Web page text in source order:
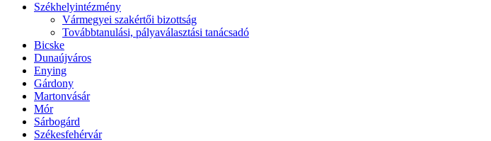
Székhelyintézmény
Vármegyei szakértői bizottság
Továbbtanulási, pályaválasztási tanácsadó
Bicske
Dunaújváros
Enying
Gárdony
Martonvásár
Mór
Sárbogárd
Székesfehérvár